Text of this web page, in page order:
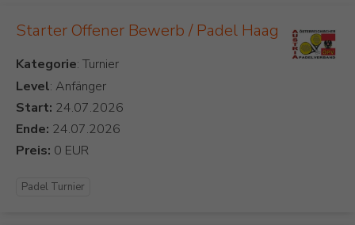
Starter Offener Bewerb / Padel Haag
Kategorie
Level: Anfänger
Start:
Ende:
Preis:
Padel Turnier